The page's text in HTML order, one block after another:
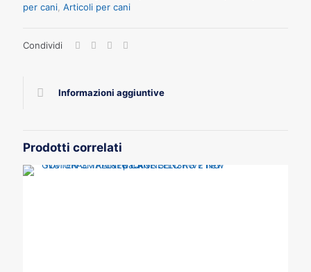
quantità
per cani Articoli per cani
Condividi
Informazioni aggiuntive
Prodotti correlati